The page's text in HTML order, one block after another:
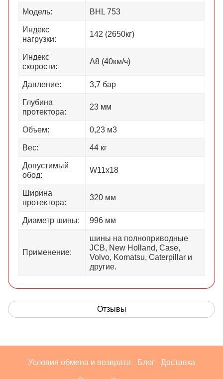
Модель: BHL 753
Индекс
нагрузки:
142 (2650кг)
Индекс
скорости:
А8 (40км/ч)
Давление: 3,7 бар
Глубина
протектора:
23 мм
Объем: 0,23 м3
Вес: 44 кг
Допустимый
обод:
W11х18
Ширина
протектора:
320 мм
Диаметр шины: 996 мм
Применение:
шины на полноприводные
JCB, New Holland, Case,
Volvo, Komatsu, Caterpillar и
другие.
Отзывы
Условия обмена и возврата Блог Доставка